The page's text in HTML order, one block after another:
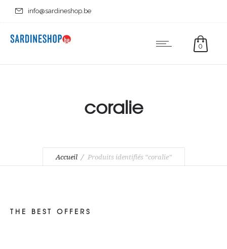
info@sardineshop.be
0
coralie
Accueil Produits identifiés “coralie”
THE BEST OFFERS